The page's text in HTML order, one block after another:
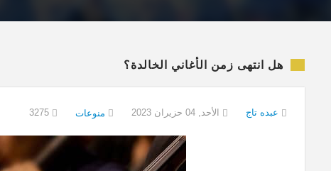
هل انتهى زمن الأغاني الخالدة؟
عبده تاج الأحد, 04 حزيران 2023 منوعات